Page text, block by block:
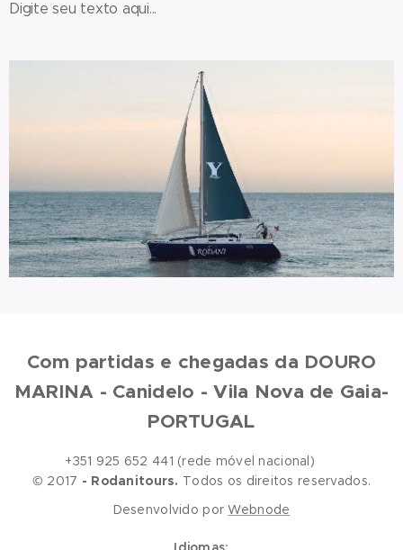
Digite seu texto aqui...
Com partidas e chegadas da DOURO
MARINA - Canidelo - Vila Nova de Gaia-
PORTUGAL
+351 925 652 441 (rede móvel nacional)
© 2017 - Rodanitours. Todos os direitos reservados.
Desenvolvido porWebnode